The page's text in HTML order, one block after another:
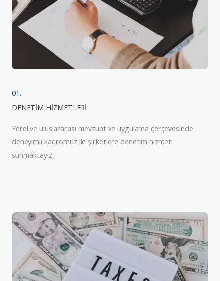
01.
DENETİM HİZMETLERİ
Yerel ve uluslararası mevzuat ve uygulama çerçevesinde
deneyimli kadromuz ile şirketlere denetim hizmeti
sunmaktayız.